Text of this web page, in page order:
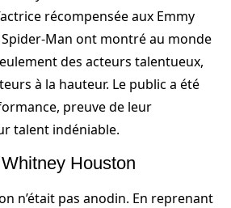
récompensée aux Emmy
Man ont montré au monde
des acteurs talentueux,
à la hauteur. Le public a été
preuve de leur
talent indéniable.
Houston
n’était pas anodin. En reprenant